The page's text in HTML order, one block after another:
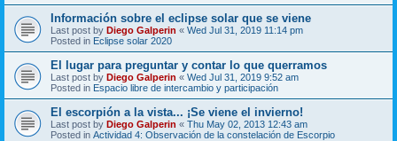
Información sobre el eclipse solar que se viene
Last post by Diego Galperin « Wed Jul 31, 2019 11:14 pm
Posted in Eclipse solar 2020
El lugar para preguntar y contar lo que querramos
Last post by Diego Galperin « Wed Jul 31, 2019 9:52 am
Posted in Espacio libre de intercambio y participación
El escorpión a la vista... ¡Se viene el invierno!
Last post by Diego Galperin « Thu May 02, 2013 12:43 am
Posted in Actividad 4: Observación de la constelación de Escorpio